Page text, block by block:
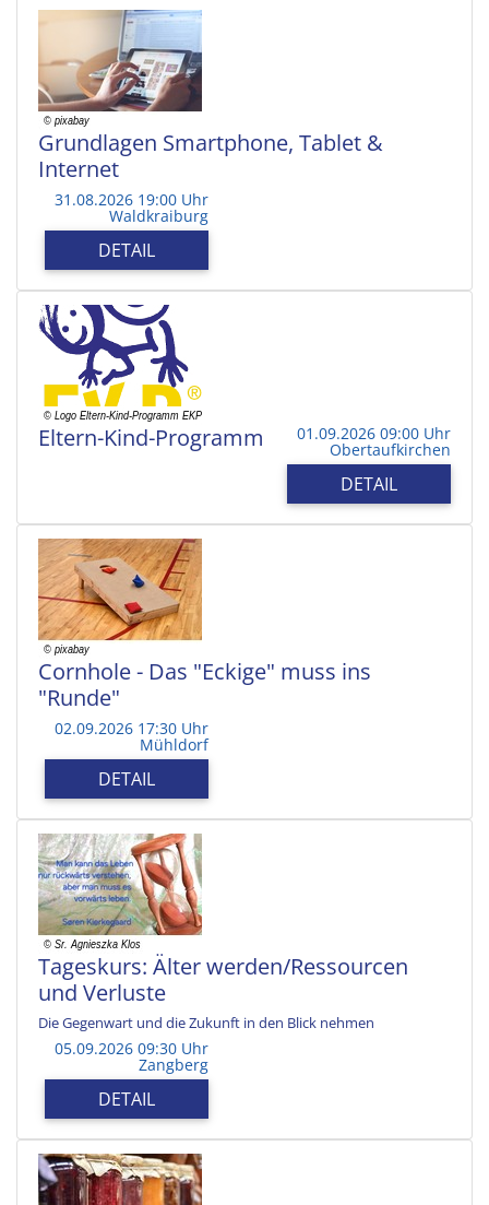
Grundlagen Smartphone, Tablet &
Internet
31.08.2026 19:00 Uhr
Waldkraiburg
DETAIL
Eltern-Kind-Programm 01.09.2026 09:00 Uhr
Obertaufkirchen
DETAIL
Cornhole - Das "Eckige" muss ins
"Runde"
02.09.2026 17:30 Uhr
Mühldorf
DETAIL
Tageskurs: Älter werden/Ressourcen
und Verluste
Die Gegenwart und die Zukunft in den Blick nehmen
05.09.2026 09:30 Uhr
Zangberg
DETAIL